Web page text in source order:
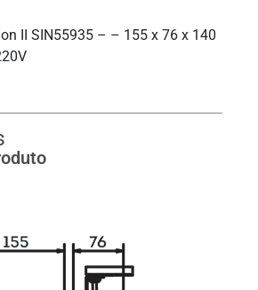
II SIN55935 – – 155 x 76 x 140